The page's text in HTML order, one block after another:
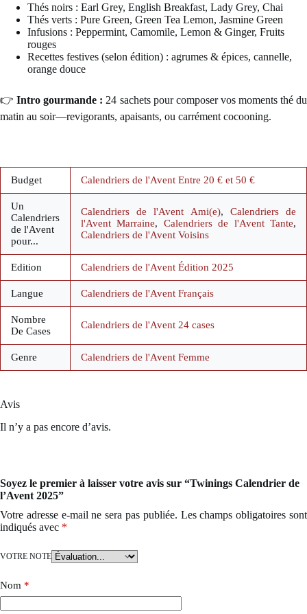
Thés noirs : Earl Grey, English Breakfast, Lady Grey, Chai
Thés verts : Pure Green, Green Tea Lemon, Jasmine Green
Infusions : Peppermint, Camomile, Lemon & Ginger, Fruits
rouges
Recettes festives (selon édition) : agrumes & épices, cannelle,
orange douce
👉Intro gourmande : 24 sachets pour composer vos moments thé du
matin au soir—revigorants, apaisants, ou carrément cocooning.
Budget Calendriers de l'Avent Entre 20 € et 50 €
Un
Calendriers
de l'Avent
pour...
Calendriers de l'Avent Ami(e), Calendriers de
l'Avent Marraine, Calendriers de l'Avent Tante,
Calendriers de l'Avent Voisins
Edition Calendriers de l'Avent Édition 2025
Langue Calendriers de l'Avent Français
Nombre
De Cases
Calendriers de l'Avent 24 cases
Genre Calendriers de l'Avent Femme
Avis
Il n’y a pas encore d’avis.
Soyez le premier à laisser votre avis sur “Twinings Calendrier de
l’Avent 2025”
Votre adresse e-mail ne sera pas publiée. Les champs obligatoires sont
indiqués avec *
VOTRE NOTE
Nom *